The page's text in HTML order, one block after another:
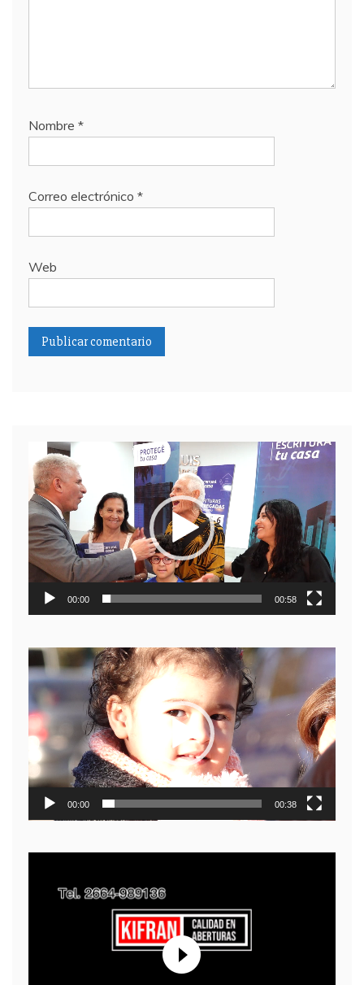
Nombre *
Correo electrónico *
Web
Reproductor
de
video
00:00 00:58
Reproductor
de
video
00:00 00:38